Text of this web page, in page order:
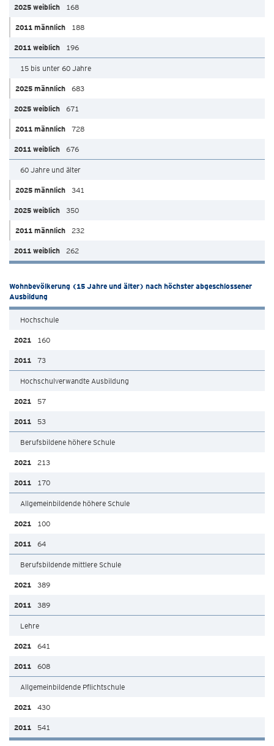
168
188
196
15 bis unter 60 Jahre
683
671
728
676
60 Jahre und älter
341
350
232
262
Wohnbevölkerung (15 Jahre und älter) nach höchster abgeschlossener
Ausbildung
Hochschule
160
73
Hochschulverwandte Ausbildung
57
53
Berufsbildene höhere Schule
213
170
Allgemeinbildende höhere Schule
100
64
Berufsbildende mittlere Schule
389
389
Lehre
641
608
Allgemeinbildende Pflichtschule
430
541